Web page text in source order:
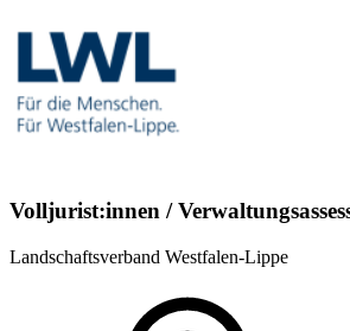
Volljurist:innen /
Landschaftsverband Westfalen-Lippe